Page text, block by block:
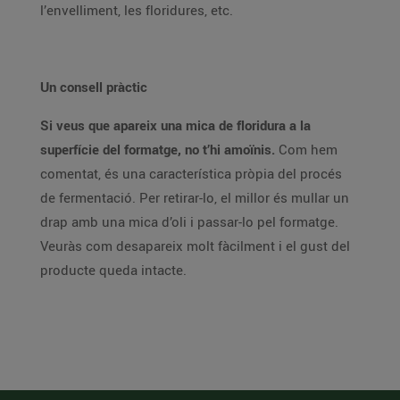
l’envelliment, les floridures, etc.
Un consell pràctic
Si veus que apareix una mica de floridura a la
superfície del formatge, no t’hi amoïnis. Com hem
comentat, és una característica pròpia del procés
de fermentació. Per retirar-lo, el millor és mullar un
drap amb una mica d’oli i passar-lo pel formatge.
Veuràs com desapareix molt fàcilment i el gust del
producte queda intacte.